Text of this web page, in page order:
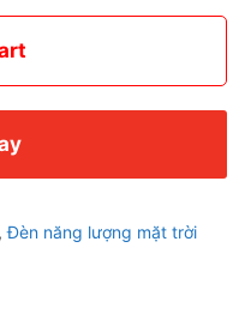
,Đèn năng lượng mặt trời